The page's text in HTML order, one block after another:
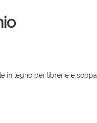
in legno per librerie e